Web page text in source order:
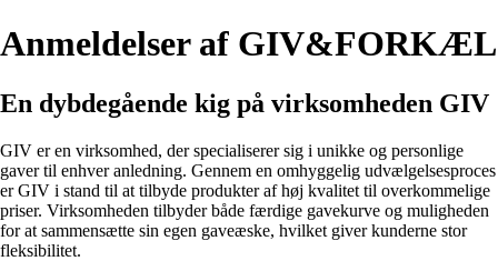
Anmeldelser af GIV&FORKÆL
En dybdegående kig på virksomheden GIV
GIV er en virksomhed, der specialiserer sig i unikke og personlige
gaver til enhver anledning. Gennem en omhyggelig udvælgelsesproces
er GIV i stand til at tilbyde produkter af høj kvalitet til overkommelige
priser. Virksomheden tilbyder både færdige gavekurve og muligheden
for at sammensætte sin egen gaveæske, hvilket giver kunderne stor
fleksibilitet.